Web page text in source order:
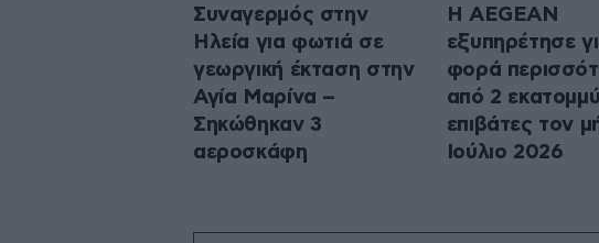
Συναγερμός στην
Ηλεία για φωτιά σε
γεωργική έκταση στην
Αγία Μαρίνα –
Σηκώθηκαν 3
αεροσκάφη
Η AEGEAN
εξυπηρέτησε
φορά
από 2
επιβάτες τον
Ιούλιο 2026